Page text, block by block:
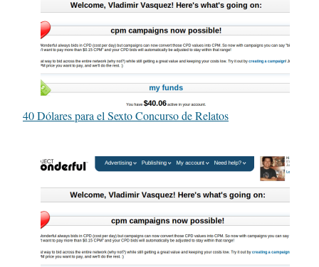
40 Dólares para el Sexto Concurso de Relatos